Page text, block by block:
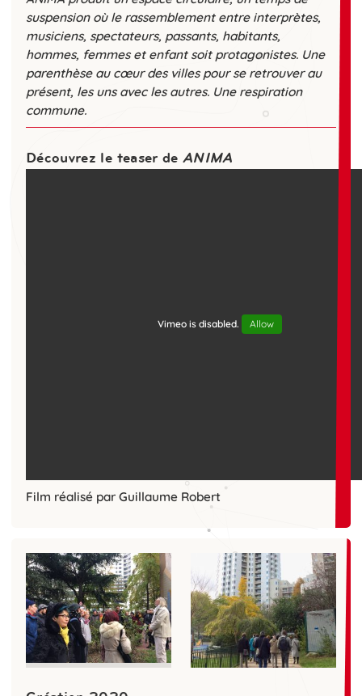
suspension où le rassemblement entre interprètes,
musiciens, spectateurs, passants, habitants,
hommes, femmes et enfant soit protagonistes. Une
parenthèse au cœur des villes pour se retrouver au
présent, les uns avec les autres. Une respiration
commune.
Découvrez le teaser deANIMA
Vimeo is disabled. Allow
Film réalisé par Guillaume Robert